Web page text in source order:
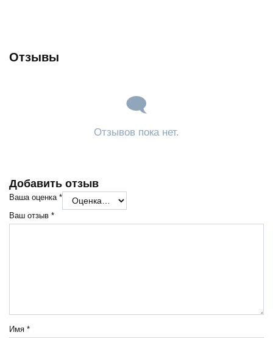
Отзывы
Отзывов пока нет.
Добавить отзыв
Ваша оценка *
Ваш отзыв *
Имя *